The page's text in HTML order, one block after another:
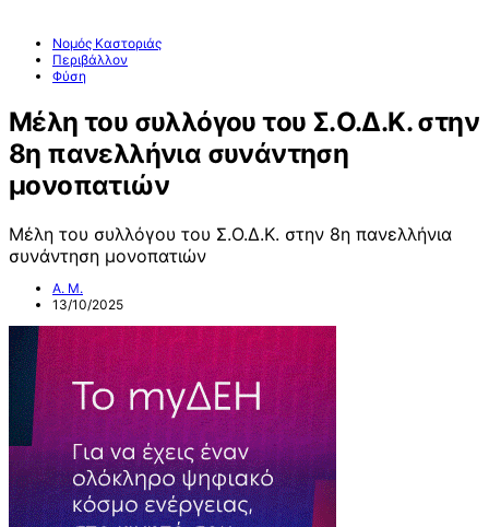
Νομός Καστοριάς
Περιβάλλον
Φύση
Μέλη του συλλόγου του Σ.Ο.Δ.Κ. στην
8η πανελλήνια συνάντηση
μονοπατιών
Μέλη του συλλόγου του Σ.Ο.Δ.Κ. στην 8η πανελλήνια
συνάντηση μονοπατιών
Α. Μ.
13/10/2025